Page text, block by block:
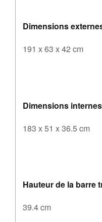
Dimensions
191 x 63 x 42 cm
Dimensions internes
183 x 51 x 36.5 cm
Hauteur de la barre
39.4 cm